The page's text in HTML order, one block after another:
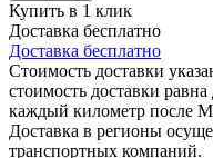
Купить в 1 клик
Доставка бесплатно
Доставка бесплатно
Стоимость доставки
стоимость доставки
каждый километр после
Доставка в регионы
транспортных компаний.